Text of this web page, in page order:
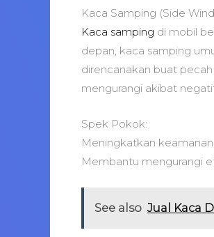
Kaca Samping (Side
Kaca samping di mobil
depan, kaca samping
direncanakan buat
mengurangi akibat
Spek Pokok:
Meningkatkan
Membantu mengurangi
See also Jual Kaca